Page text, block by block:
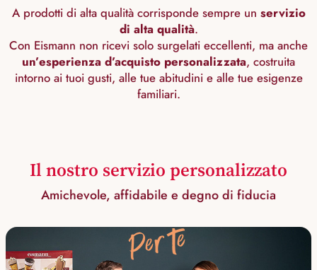
A prodotti di alta qualità corrisponde sempre un servizio
di alta qualità.
Con Eismann non ricevi solo surgelati eccellenti, ma anche
un’esperienza d’acquisto personalizzata, costruita
intorno ai tuoi gusti, alle tue abitudini e alle tue esigenze
familiari.
Il nostro servizio personalizzato
Amichevole, affidabile e degno di fiducia
Per te